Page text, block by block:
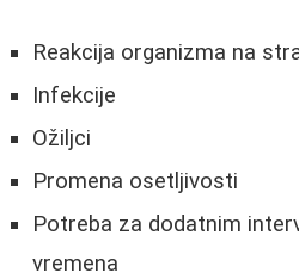
Reakcija organizma na
Infekcije
Ožiljci
Promena osetljivosti
Potreba za dodatnim
vremena